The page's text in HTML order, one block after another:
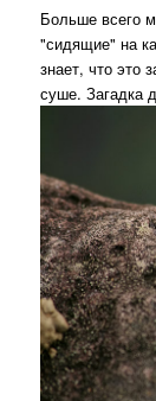
Больше всего
"сидящие" на
знает, что это
суше. Загадка